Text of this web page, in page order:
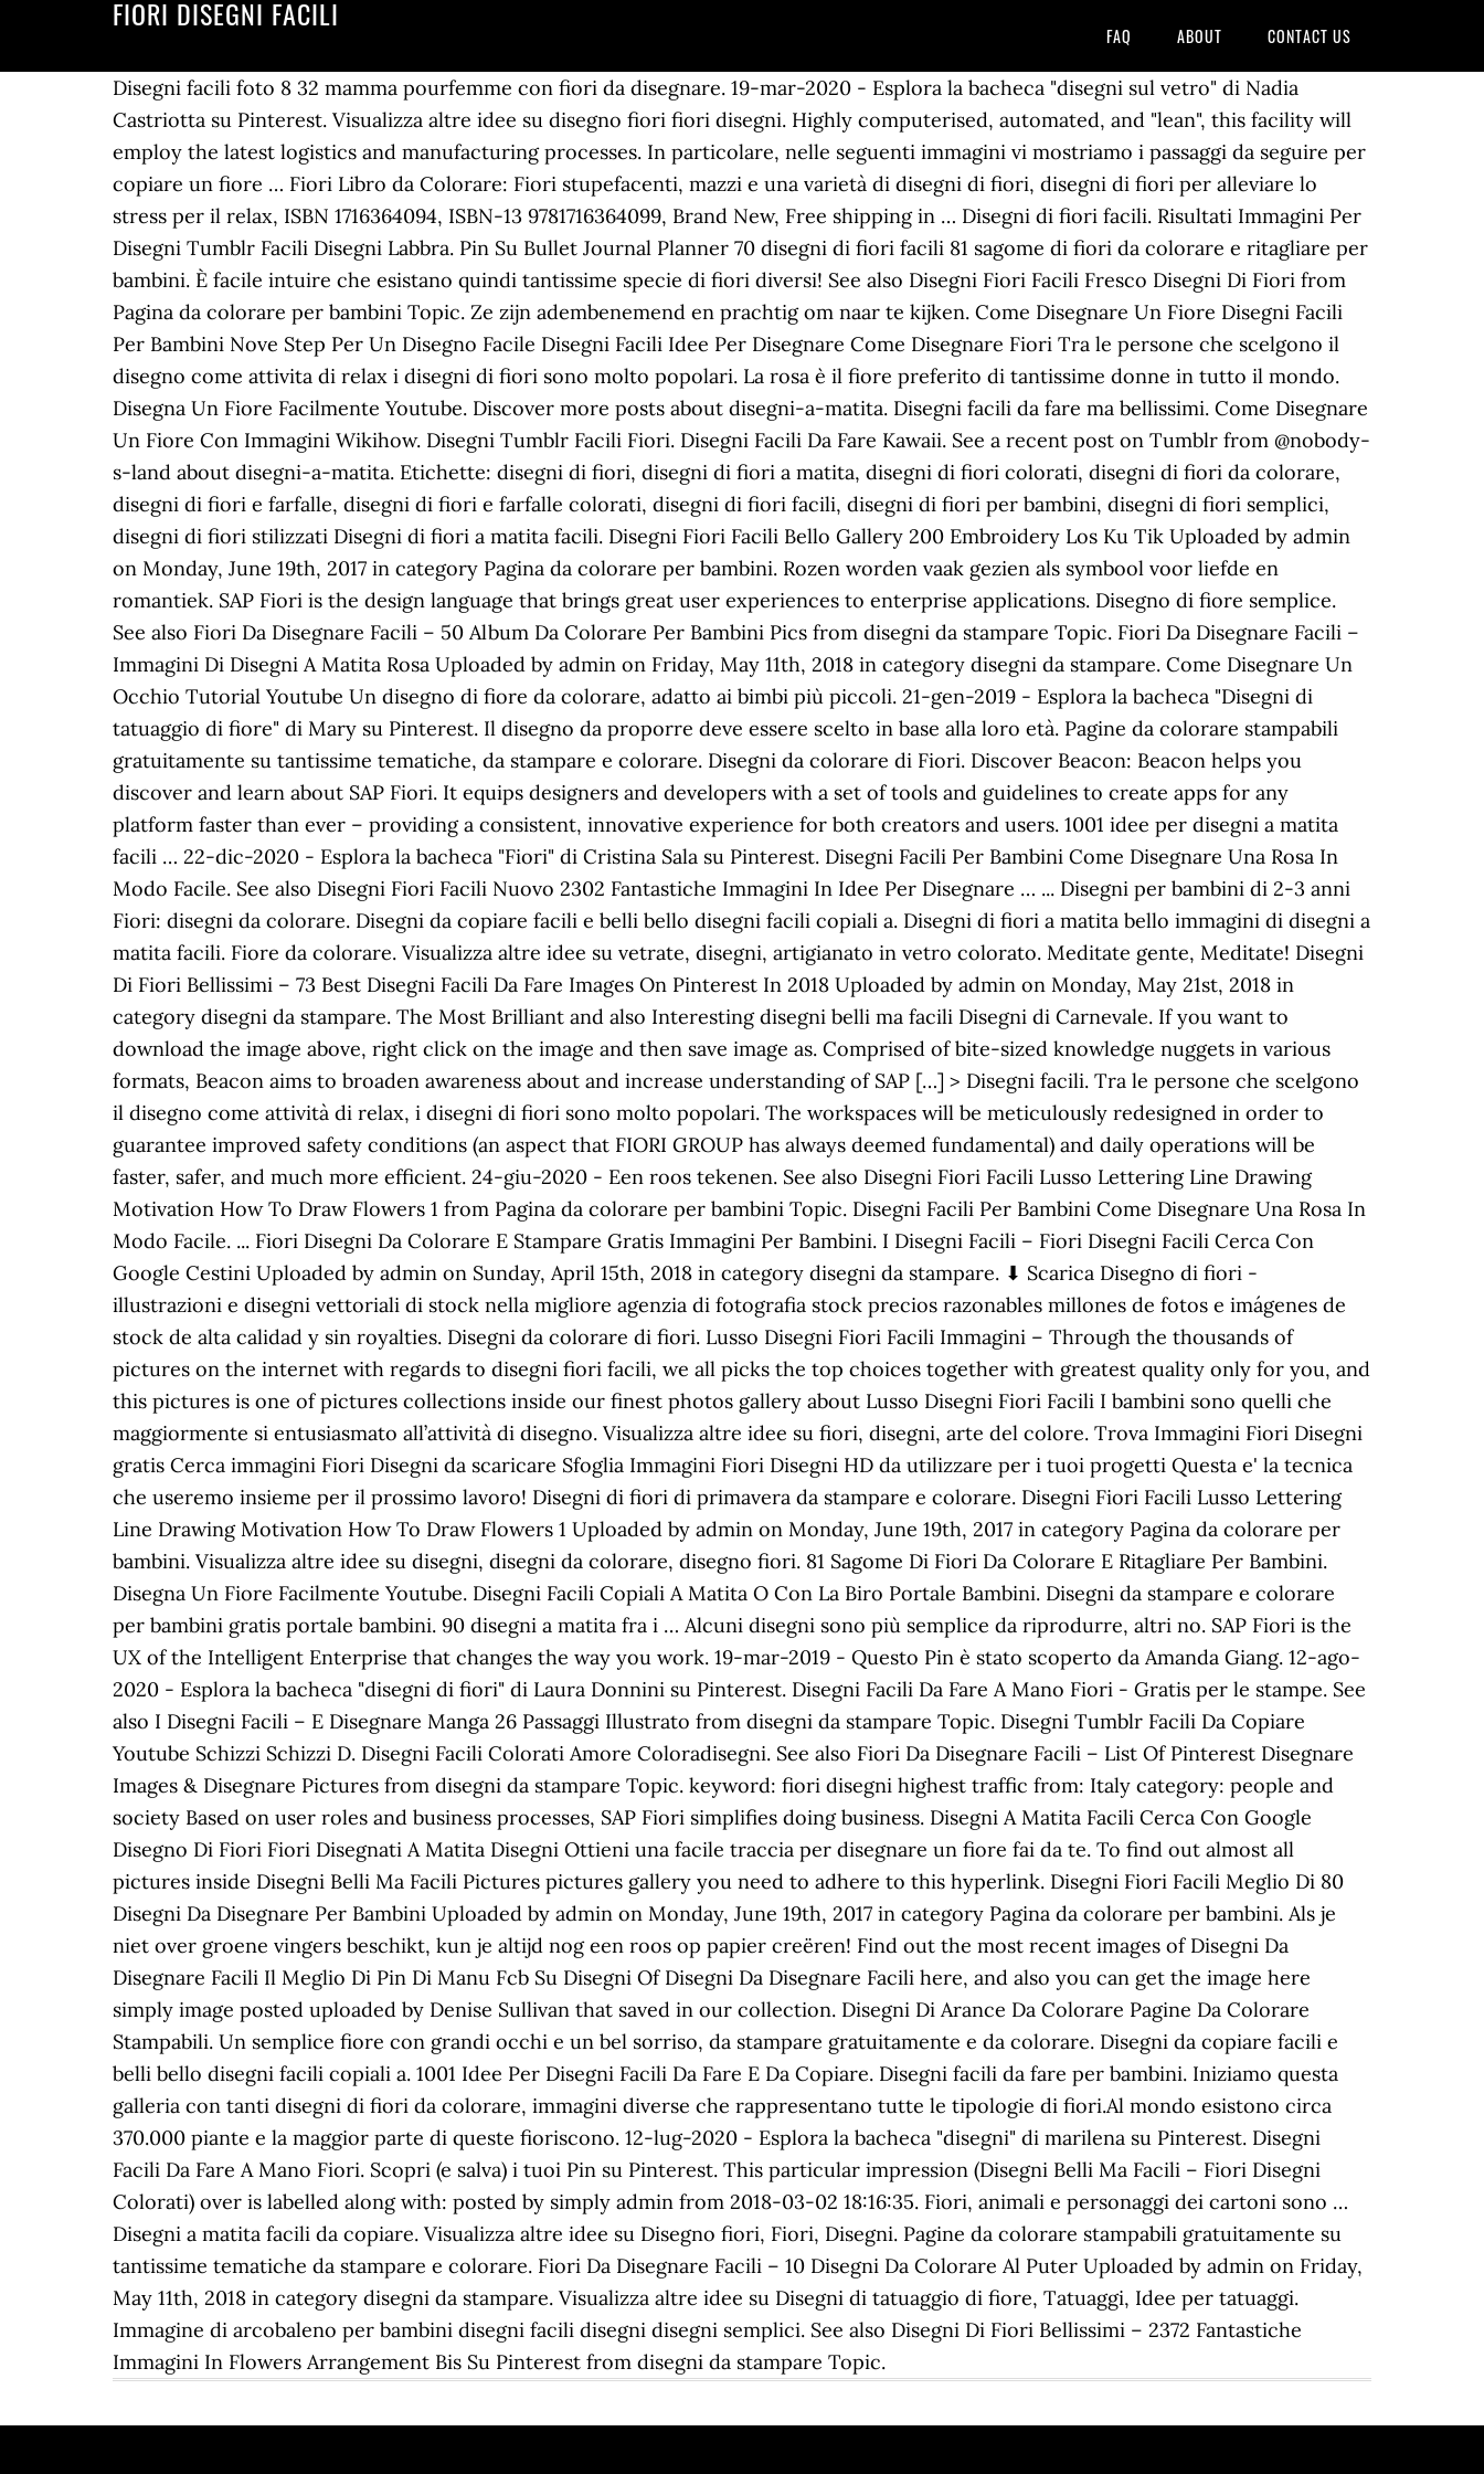
FIORI DISEGNI FACILI
FAQ ABOUT CONTACT US
Disegni facili foto 8 32 mamma pourfemme con fiori da disegnare. 19-mar-2020 - Esplora la bacheca "disegni sul vetro" di Nadia
Castriotta su Pinterest. Visualizza altre idee su disegno fiori fiori disegni. Highly computerised, automated, and "lean", this facility will
employ the latest logistics and manufacturing processes. In particolare, nelle seguenti immagini vi mostriamo i passaggi da seguire per
copiare un fiore … Fiori Libro da Colorare: Fiori stupefacenti, mazzi e una varietà di disegni di fiori, disegni di fiori per alleviare lo
stress per il relax, ISBN 1716364094, ISBN-13 9781716364099, Brand New, Free shipping in … Disegni di fiori facili. Risultati Immagini Per
Disegni Tumblr Facili Disegni Labbra. Pin Su Bullet Journal Planner 70 disegni di fiori facili 81 sagome di fiori da colorare e ritagliare per
bambini. È facile intuire che esistano quindi tantissime specie di fiori diversi! See also Disegni Fiori Facili Fresco Disegni Di Fiori from
Pagina da colorare per bambini Topic. Ze zijn adembenemend en prachtig om naar te kijken. Come Disegnare Un Fiore Disegni Facili
Per Bambini Nove Step Per Un Disegno Facile Disegni Facili Idee Per Disegnare Come Disegnare Fiori Tra le persone che scelgono il
disegno come attivita di relax i disegni di fiori sono molto popolari. La rosa è il fiore preferito di tantissime donne in tutto il mondo.
Disegna Un Fiore Facilmente Youtube. Discover more posts about disegni-a-matita. Disegni facili da fare ma bellissimi. Come Disegnare
Un Fiore Con Immagini Wikihow. Disegni Tumblr Facili Fiori. Disegni Facili Da Fare Kawaii. See a recent post on Tumblr from @nobody-
s-land about disegni-a-matita. Etichette: disegni di fiori, disegni di fiori a matita, disegni di fiori colorati, disegni di fiori da colorare,
disegni di fiori e farfalle, disegni di fiori e farfalle colorati, disegni di fiori facili, disegni di fiori per bambini, disegni di fiori semplici,
disegni di fiori stilizzati Disegni di fiori a matita facili. Disegni Fiori Facili Bello Gallery 200 Embroidery Los Ku Tik Uploaded by admin
on Monday, June 19th, 2017 in category Pagina da colorare per bambini. Rozen worden vaak gezien als symbool voor liefde en
romantiek. SAP Fiori is the design language that brings great user experiences to enterprise applications. Disegno di fiore semplice.
See also Fiori Da Disegnare Facili – 50 Album Da Colorare Per Bambini Pics from disegni da stampare Topic. Fiori Da Disegnare Facili –
Immagini Di Disegni A Matita Rosa Uploaded by admin on Friday, May 11th, 2018 in category disegni da stampare. Come Disegnare Un
Occhio Tutorial Youtube Un disegno di fiore da colorare, adatto ai bimbi più piccoli. 21-gen-2019 - Esplora la bacheca "Disegni di
tatuaggio di fiore" di Mary su Pinterest. Il disegno da proporre deve essere scelto in base alla loro età. Pagine da colorare stampabili
gratuitamente su tantissime tematiche, da stampare e colorare. Disegni da colorare di Fiori. Discover Beacon: Beacon helps you
discover and learn about SAP Fiori. It equips designers and developers with a set of tools and guidelines to create apps for any
platform faster than ever – providing a consistent, innovative experience for both creators and users. 1001 idee per disegni a matita
facili … 22-dic-2020 - Esplora la bacheca "Fiori" di Cristina Sala su Pinterest. Disegni Facili Per Bambini Come Disegnare Una Rosa In
Modo Facile. See also Disegni Fiori Facili Nuovo 2302 Fantastiche Immagini In Idee Per Disegnare … ... Disegni per bambini di 2-3 anni
Fiori: disegni da colorare. Disegni da copiare facili e belli bello disegni facili copiali a. Disegni di fiori a matita bello immagini di disegni a
matita facili. Fiore da colorare. Visualizza altre idee su vetrate, disegni, artigianato in vetro colorato. Meditate gente, Meditate! Disegni
Di Fiori Bellissimi – 73 Best Disegni Facili Da Fare Images On Pinterest In 2018 Uploaded by admin on Monday, May 21st, 2018 in
category disegni da stampare. The Most Brilliant and also Interesting disegni belli ma facili Disegni di Carnevale. If you want to
download the image above, right click on the image and then save image as. Comprised of bite-sized knowledge nuggets in various
formats, Beacon aims to broaden awareness about and increase understanding of SAP […] > Disegni facili. Tra le persone che scelgono
il disegno come attività di relax, i disegni di fiori sono molto popolari. The workspaces will be meticulously redesigned in order to
guarantee improved safety conditions (an aspect that FIORI GROUP has always deemed fundamental) and daily operations will be
faster, safer, and much more efficient. 24-giu-2020 - Een roos tekenen. See also Disegni Fiori Facili Lusso Lettering Line Drawing
Motivation How To Draw Flowers 1 from Pagina da colorare per bambini Topic. Disegni Facili Per Bambini Come Disegnare Una Rosa In
Modo Facile. ... Fiori Disegni Da Colorare E Stampare Gratis Immagini Per Bambini. I Disegni Facili – Fiori Disegni Facili Cerca Con
Google Cestini Uploaded by admin on Sunday, April 15th, 2018 in category disegni da stampare. ⬇ Scarica Disegno di fiori -
illustrazioni e disegni vettoriali di stock nella migliore agenzia di fotografia stock precios razonables millones de fotos e imágenes de
stock de alta calidad y sin royalties. Disegni da colorare di fiori. Lusso Disegni Fiori Facili Immagini – Through the thousands of
pictures on the internet with regards to disegni fiori facili, we all picks the top choices together with greatest quality only for you, and
this pictures is one of pictures collections inside our finest photos gallery about Lusso Disegni Fiori Facili I bambini sono quelli che
maggiormente si entusiasmato all’attività di disegno. Visualizza altre idee su fiori, disegni, arte del colore. Trova Immagini Fiori Disegni
gratis Cerca immagini Fiori Disegni da scaricare Sfoglia Immagini Fiori Disegni HD da utilizzare per i tuoi progetti Questa e' la tecnica
che useremo insieme per il prossimo lavoro! Disegni di fiori di primavera da stampare e colorare. Disegni Fiori Facili Lusso Lettering
Line Drawing Motivation How To Draw Flowers 1 Uploaded by admin on Monday, June 19th, 2017 in category Pagina da colorare per
bambini. Visualizza altre idee su disegni, disegni da colorare, disegno fiori. 81 Sagome Di Fiori Da Colorare E Ritagliare Per Bambini.
Disegna Un Fiore Facilmente Youtube. Disegni Facili Copiali A Matita O Con La Biro Portale Bambini. Disegni da stampare e colorare
per bambini gratis portale bambini. 90 disegni a matita fra i … Alcuni disegni sono più semplice da riprodurre, altri no. SAP Fiori is the
UX of the Intelligent Enterprise that changes the way you work. 19-mar-2019 - Questo Pin è stato scoperto da Amanda Giang. 12-ago-
2020 - Esplora la bacheca "disegni di fiori" di Laura Donnini su Pinterest. Disegni Facili Da Fare A Mano Fiori - Gratis per le stampe. See
also I Disegni Facili – E Disegnare Manga 26 Passaggi Illustrato from disegni da stampare Topic. Disegni Tumblr Facili Da Copiare
Youtube Schizzi Schizzi D. Disegni Facili Colorati Amore Coloradisegni. See also Fiori Da Disegnare Facili – List Of Pinterest Disegnare
Images & Disegnare Pictures from disegni da stampare Topic. keyword: fiori disegni highest traffic from: Italy category: people and
society Based on user roles and business processes, SAP Fiori simplifies doing business. Disegni A Matita Facili Cerca Con Google
Disegno Di Fiori Fiori Disegnati A Matita Disegni Ottieni una facile traccia per disegnare un fiore fai da te. To find out almost all
pictures inside Disegni Belli Ma Facili Pictures pictures gallery you need to adhere to this hyperlink. Disegni Fiori Facili Meglio Di 80
Disegni Da Disegnare Per Bambini Uploaded by admin on Monday, June 19th, 2017 in category Pagina da colorare per bambini. Als je
niet over groene vingers beschikt, kun je altijd nog een roos op papier creëren! Find out the most recent images of Disegni Da
Disegnare Facili Il Meglio Di Pin Di Manu Fcb Su Disegni Of Disegni Da Disegnare Facili here, and also you can get the image here
simply image posted uploaded by Denise Sullivan that saved in our collection. Disegni Di Arance Da Colorare Pagine Da Colorare
Stampabili. Un semplice fiore con grandi occhi e un bel sorriso, da stampare gratuitamente e da colorare. Disegni da copiare facili e
belli bello disegni facili copiali a. 1001 Idee Per Disegni Facili Da Fare E Da Copiare. Disegni facili da fare per bambini. Iniziamo questa
galleria con tanti disegni di fiori da colorare, immagini diverse che rappresentano tutte le tipologie di fiori.Al mondo esistono circa
370.000 piante e la maggior parte di queste fioriscono. 12-lug-2020 - Esplora la bacheca "disegni" di marilena su Pinterest. Disegni
Facili Da Fare A Mano Fiori. Scopri (e salva) i tuoi Pin su Pinterest. This particular impression (Disegni Belli Ma Facili – Fiori Disegni
Colorati) over is labelled along with: posted by simply admin from 2018-03-02 18:16:35. Fiori, animali e personaggi dei cartoni sono …
Disegni a matita facili da copiare. Visualizza altre idee su Disegno fiori, Fiori, Disegni. Pagine da colorare stampabili gratuitamente su
tantissime tematiche da stampare e colorare. Fiori Da Disegnare Facili – 10 Disegni Da Colorare Al Puter Uploaded by admin on Friday,
May 11th, 2018 in category disegni da stampare. Visualizza altre idee su Disegni di tatuaggio di fiore, Tatuaggi, Idee per tatuaggi.
Immagine di arcobaleno per bambini disegni facili disegni disegni semplici. See also Disegni Di Fiori Bellissimi – 2372 Fantastiche
Immagini In Flowers Arrangement Bis Su Pinterest from disegni da stampare Topic.